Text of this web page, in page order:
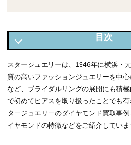
スタージュエリーのダイヤモンド買
スタージュエリーのダイヤモンドと
スタージュエリーを高く買い取って
スタージュエリーは、1946年に横浜・
質の高いファッションジュエリーを中
など、ブライダルリングの展開にも積
で初めてピアスを取り扱ったことでも
タージュエリーのダイヤモンド買取事
イヤモンドの特徴などをご紹介していま